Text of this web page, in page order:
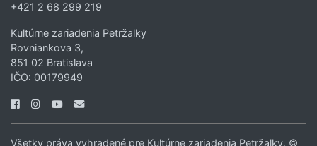
+421 2 68 299 219
Kultúrne zariadenia Petržalky
Rovniankova 3,
851 02 Bratislava
IČO: 00179949
Všetky práva vyhradené pre Kultúrne zariadenia Petržalky. ©